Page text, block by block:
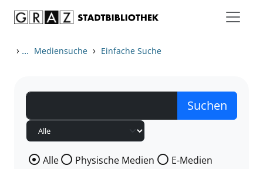
› ... Mediensuche › Einfache Suche
Wählen Sie die Medienart nach der Sie suchen wollen.
Alle Physische Medien
E-Medien